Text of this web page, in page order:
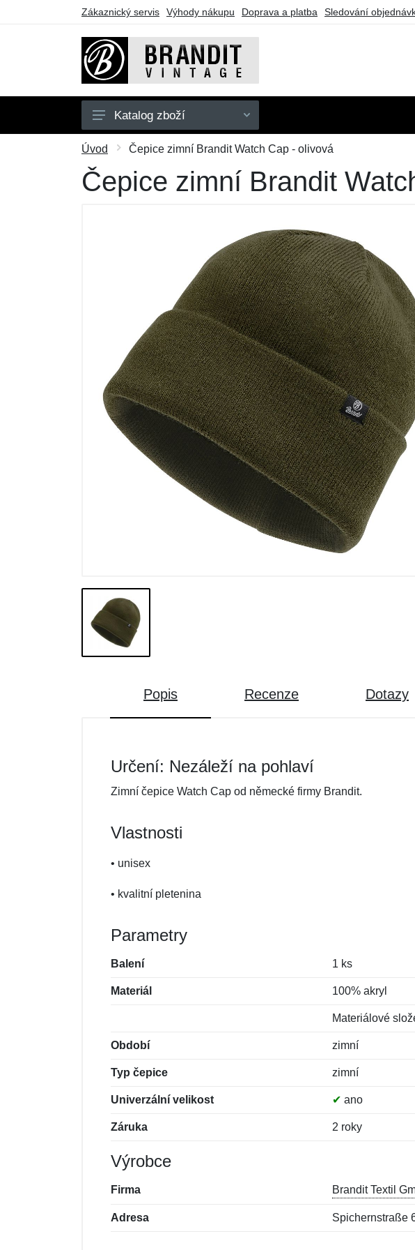
Zákaznický servis Výhody nákupu Doprava a platba Sledování
Pánské
Dámské
Dětské
Dárkové poukazy
Katalog zboží
Úvod Čepice zimní Brandit Watch Cap - olivová
Čepice zimní Brandit
Popis Recenze Dotazy
Určení: Nezáleží na pohlaví
Zimní čepice Watch Cap od německé firmy Brandit.
Vlastnosti
• unisex
• kvalitní pletenina
Parametry
Balení 1 ks
Materiál 100% akryl
Materiálové
Období zimní
Typ čepice zimní
Univerzální velikost ✔ ano
Záruka 2 roky
Výrobce
Firma Brandit Textil
Adresa Spichernstraße